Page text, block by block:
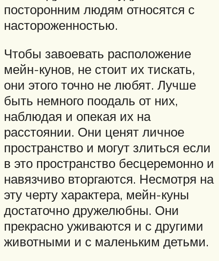
посторонним людям относятся с
настороженностью.
Чтобы завоевать расположение
мейн-кунов, не стоит их тискать,
они этого точно не любят. Лучше
быть немного поодаль от них,
наблюдая и опекая их на
расстоянии. Они ценят личное
пространство и могут злиться если
в это пространство бесцеремонно и
навязчиво вторгаются. Несмотря на
эту черту характера, мейн-куны
достаточно дружелюбны. Они
прекрасно уживаются и с другими
животными и с маленьким детьми.